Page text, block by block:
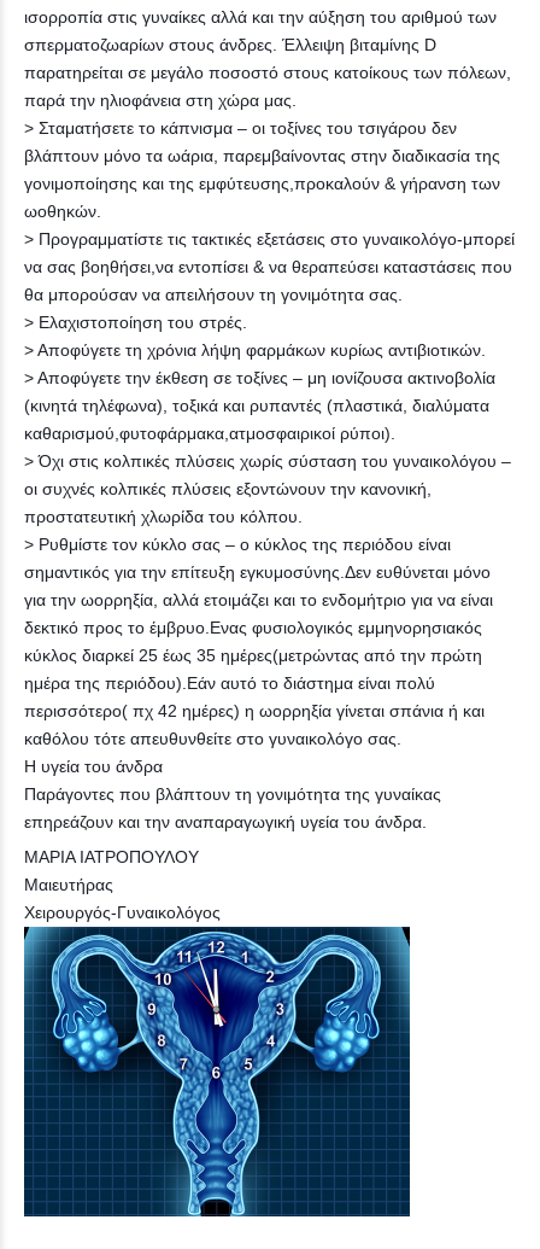
ισορροπία στις γυναίκες αλλά και την αύξηση του αριθμού των
σπερματοζωαρίων στους άνδρες. Έλλειψη βιταμίνης D
παρατηρείται σε μεγάλο ποσοστό στους κατοίκους των πόλεων,
παρά την ηλιοφάνεια στη χώρα μας.
> Σταματήσετε το κάπνισμα – οι τοξίνες του τσιγάρου δεν
βλάπτουν μόνο τα ωάρια, παρεμβαίνοντας στην διαδικασία της
γονιμοποίησης και της εμφύτευσης,προκαλούν & γήρανση των
ωοθηκών.
> Προγραμματίστε τις τακτικές εξετάσεις στο γυναικολόγο-μπορεί
να σας βοηθήσει,να εντοπίσει & να θεραπεύσει καταστάσεις που
θα μπορούσαν να απειλήσουν τη γονιμότητα σας.
> Ελαχιστοποίηση του στρές.
> Αποφύγετε τη χρόνια λήψη φαρμάκων κυρίως αντιβιοτικών.
> Αποφύγετε την έκθεση σε τοξίνες – μη ιονίζουσα ακτινοβολία
(κινητά τηλέφωνα), τοξικά και ρυπαντές (πλαστικά, διαλύματα
καθαρισμού,φυτοφάρμακα,ατμοσφαιρικοί ρύποι).
> Όχι στις κολπικές πλύσεις χωρίς σύσταση του γυναικολόγου –
οι συχνές κολπικές πλύσεις εξοντώνουν την κανονική,
προστατευτική χλωρίδα του κόλπου.
> Ρυθμίστε τον κύκλο σας – ο κύκλος της περιόδου είναι
σημαντικός για την επίτευξη εγκυμοσύνης.Δεν ευθύνεται μόνο
για την ωορρηξία, αλλά ετοιμάζει και το ενδομήτριο για να είναι
δεκτικό προς το έμβρυο.Ενας φυσιολογικός εμμηνορησιακός
κύκλος διαρκεί 25 έως 35 ημέρες(μετρώντας από την πρώτη
ημέρα της περιόδου).Εάν αυτό το διάστημα είναι πολύ
περισσότερο( πχ 42 ημέρες) η ωορρηξία γίνεται σπάνια ή και
καθόλου τότε απευθυνθείτε στο γυναικολόγο σας.
Η υγεία του άνδρα
Παράγοντες που βλάπτουν τη γονιμότητα της γυναίκας
επηρεάζουν και την αναπαραγωγική υγεία του άνδρα.
ΜΑΡΙΑ ΙΑΤΡΟΠΟΥΛΟΥ
Μαιευτήρας
Χειρουργός-Γυναικολόγος